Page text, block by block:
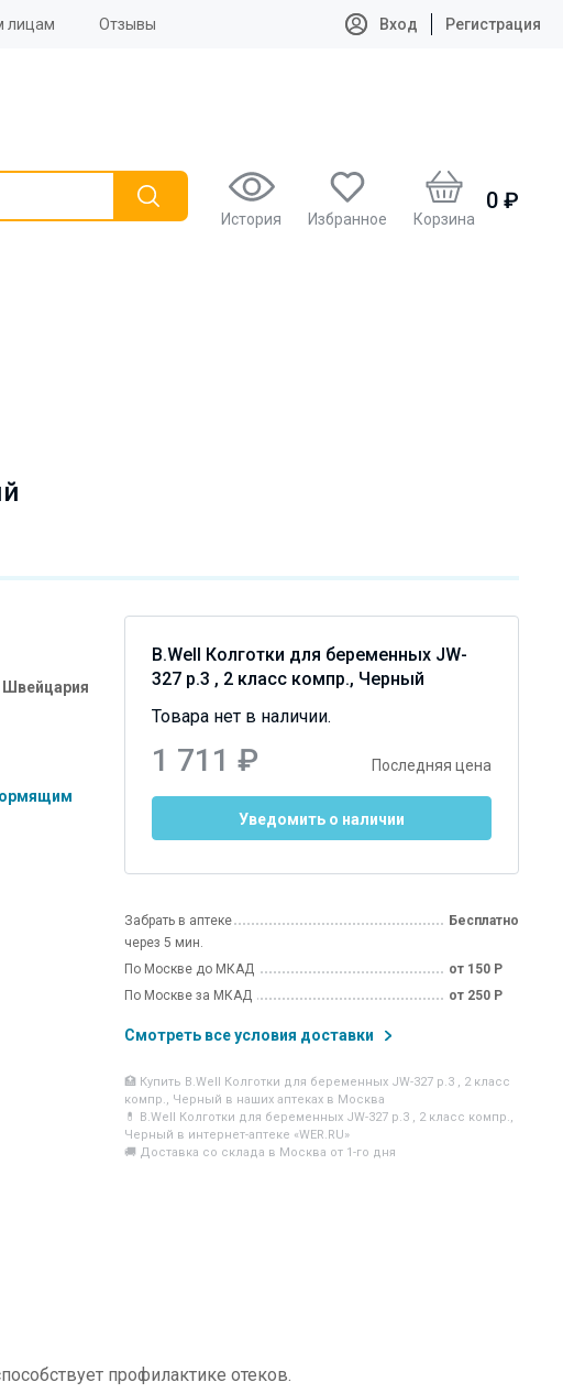
лицам Отзывы Вход Регистрация
История Избранное Корзина
0 ₽
B.Well Колготки для беременных JW-
327 р.3 , 2 класс компр., Черный
Товара нет в наличии.
1 711 ₽ Последняя цена
Уведомить о наличии
Забрать в аптеке
через 5 мин.
Бесплатно
По Москве до МКАД
от 150 Р
По Москве за МКАД
от 250 Р
Смотреть все условия доставки
🏥 Купить B.Well Колготки для беременных JW-327 р.3 , 2 класс
компр., Черный в наших аптеках в Москва
💊 B.Well Колготки для беременных JW-327 р.3 , 2 класс компр.,
Черный в интернет-аптеке «WER.RU»
🚚 Доставка со склада в Москва от 1-го дня
Швейцария
профилактике отеков.